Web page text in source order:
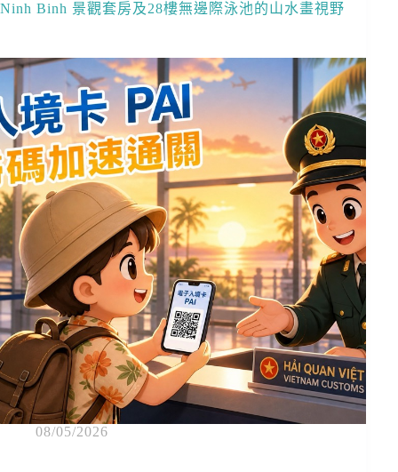
Ninh Binh 景觀套房及28樓無邊際泳池的山水畫視野
08/05/2026